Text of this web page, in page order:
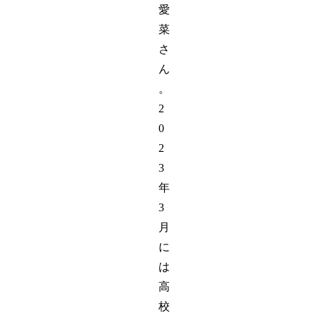
愛
菜
さ
ん
。
2
0
2
3
年
3
月
に
は
高
校